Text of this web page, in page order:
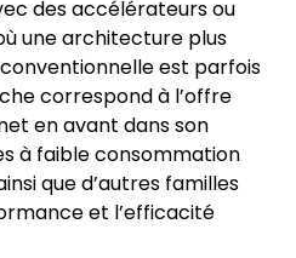
des accélérateurs ou
une architecture plus
est parfois
correspond à l’offre
en avant dans son
à faible consommation
que d’autres familles
et l’efficacité